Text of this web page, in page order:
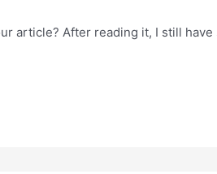
article? After reading it, I still